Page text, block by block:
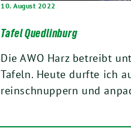
10. August 2022
Tafel Quedlinburg
Die AWO Harz betreibt
Tafeln. Heute durfte ich
reinschnuppern und